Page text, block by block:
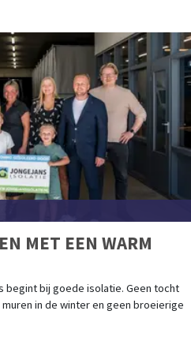
MET EEN WARM
begint bij goede isolatie. Geen tocht
in de winter en geen broeierige